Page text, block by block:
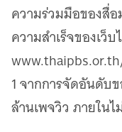
ความร่วมมือของสื่
ความสำเร็จของเว็
1 จากการจัดอันดับ
ล้านเพจวิว ภายใน